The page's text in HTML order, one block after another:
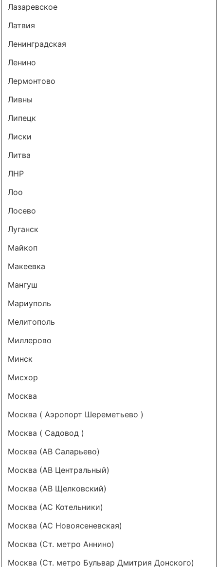
Лазаревское
Латвия
Ленинградская
Ленино
Лермонтово
Ливны
Липецк
Лиски
Литва
ЛНР
Лоо
Лосево
Луганск
Майкоп
Макеевка
Мангуш
Мариуполь
Мелитополь
Миллерово
Минск
Мисхор
Москва
Москва ( Аэропорт Шереметьево )
Москва ( Садовод )
Москва (АВ Саларьево)
Москва (АВ Центральный)
Москва (АВ Щелковский)
Москва (АС Котельники)
Москва (АС Новоясеневская)
Москва (Ст. метро Аннино)
Москва (Ст. метро Бульвар Дмитрия Донского)